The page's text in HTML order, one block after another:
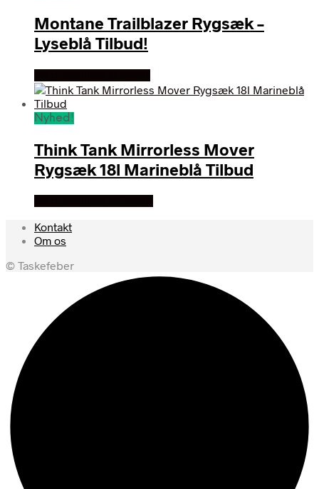
Montane Trailblazer Rygsæk –
Lyseblå Tilbud!
Nyhed!
Think Tank Mirrorless Mover
Rygsæk 18l Marineblå Tilbud
Kontakt
Om os
© Taskefeber